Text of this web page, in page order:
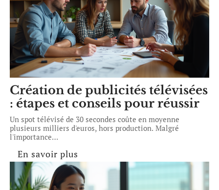
Création de publicités télévisées
: étapes et conseils pour réussir
Un spot télévisé de 30 secondes coûte en moyenne
plusieurs milliers d'euros, hors production. Malgré
l'importance…
En savoir plus